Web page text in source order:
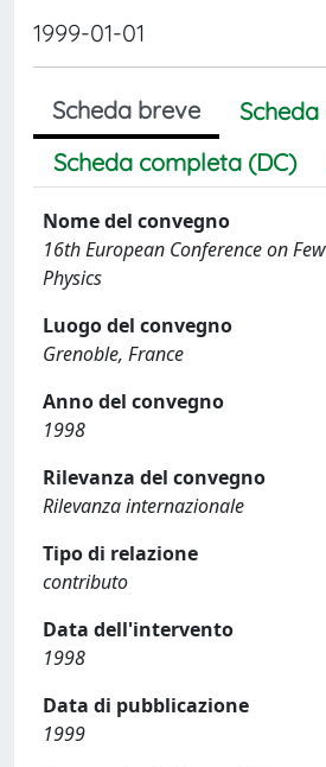
1999-01-01
Scheda breve
Scheda completa (DC)
Nome del convegno
16th European Conference on
Physics
Luogo del convegno
Grenoble, France
Anno del convegno
1998
Rilevanza del convegno
Rilevanza internazionale
Tipo di relazione
contributo
Data dell'intervento
1998
Data di pubblicazione
1999